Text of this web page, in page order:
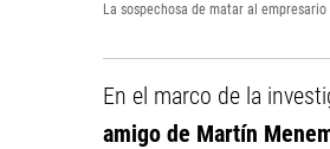
La sospechosa de matar al
En el marco de la
amigo de Martín